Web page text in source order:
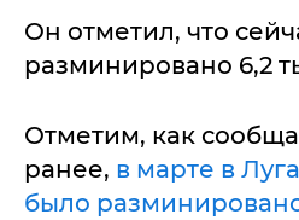
Он отметил, что
разминировано 6,2
Отметим, как
ранее, в марте в
было